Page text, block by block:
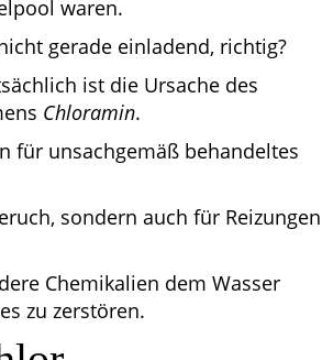
waren.
gerade einladend, richtig?
ist die Ursache des
Chloramin.
für unsachgemäß behandeltes
sondern auch für Reizungen
Chemikalien dem Wasser
zu zerstören.